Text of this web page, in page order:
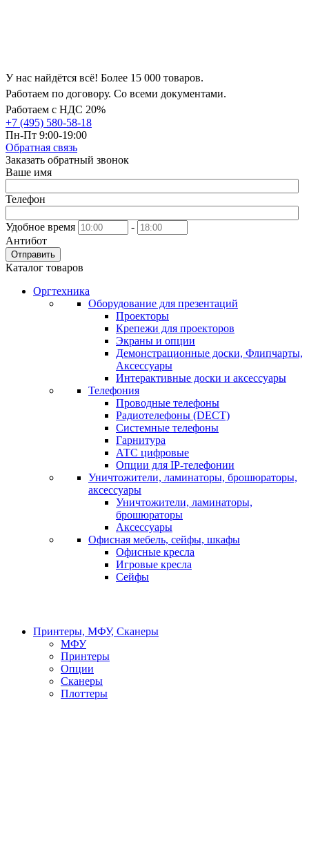
У нас найдётся всё! Более 15 000 товаров.
Работаем по договору. Со всеми документами.
Работаем с НДС 20%
+7 (495) 580-58-18
Пн-Пт 9:00-19:00
Обратная связь
Заказать обратный звонок
Ваше имя
Телефон
Удобное время
-
Антибот
Отправить
Каталог товаров
Оргтехника
Оборудование для презентаций
Проекторы
Крепежи для проекторов
Экраны и опции
Демонстрационные доски, Флипчарты,
Аксессуары
Интерактивные доски и аксессуары
Телефония
Проводные телефоны
Радиотелефоны (DECT)
Системные телефоны
Гарнитура
АТС цифровые
Опции для IP-телефонии
Уничтожители, ламинаторы, брошюраторы,
аксессуары
Уничтожители, ламинаторы,
брошюраторы
Аксессуары
Офисная мебель, сейфы, шкафы
Офисные кресла
Игровые кресла
Сейфы
Принтеры, МФУ, Сканеры
МФУ
Принтеры
Опции
Сканеры
Плоттеры